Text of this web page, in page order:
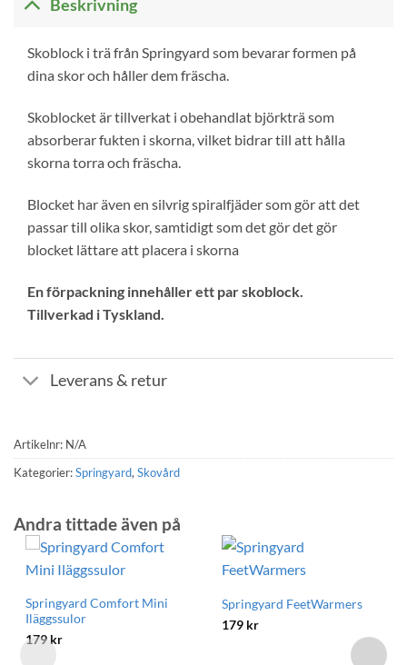
Beskrivning
Skoblock i trä från Springyard som bevarar formen på
dina skor och håller dem fräscha.
Skoblocket är tillverkat i obehandlat björkträ som
absorberar fukten i skorna, vilket bidrar till att hålla
skorna torra och fräscha.
Blocket har även en silvrig spiralfjäder som gör att det
passar till olika skor, samtidigt som det gör det gör
blocket lättare att placera i skorna
En förpackning innehåller ett par skoblock.
Tillverkad i Tyskland.
Leverans & retur
Artikelnr: N/A
Kategorier:Springyard, Skovård
Andra tittade även på
Springyard Comfort Mini
Iläggssulor
179kr
Springyard FeetWarmers
179 kr